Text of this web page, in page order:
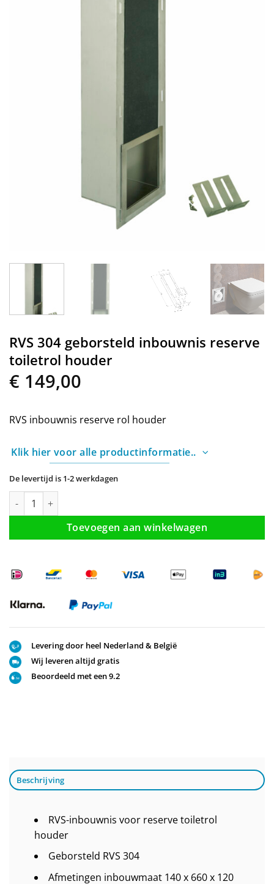
RVS 304 geborsteld inbouwnis reserve
toiletrol houder
€ 149,00
RVS inbouwnis reserve rol houder
Klik hier voor alle productinformatie..
De levertijd is 1-2 werkdagen
RVS 304 geborsteld inbouwnis reserve toiletrol houder aantal
Toevoegen aan winkelwagen
Levering door heel Nederland & België
Wij leveren altijd gratis
Beoordeeld met een 9.2
Beschrijving
RVS-inbouwnis voor reserve toiletrol
houder
Geborsteld RVS 304
Afmetingen inbouwmaat 140 x 660 x 120